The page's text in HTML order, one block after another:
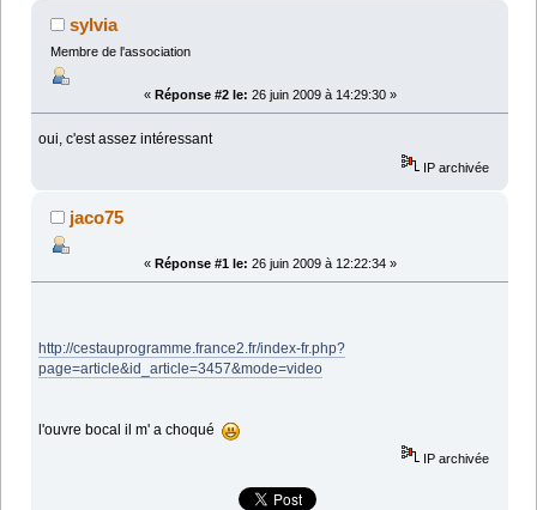
sylvia
Membre de l'association
« Réponse #2 le: 26 juin 2009 à 14:29:30 »
oui, c'est assez intéressant
IP archivée
jaco75
« Réponse #1 le: 26 juin 2009 à 12:22:34 »
http://cestauprogramme.france2.fr/index-fr.php?
page=article&id_article=3457&mode=video
l'ouvre bocal il m' a choqué
IP archivée